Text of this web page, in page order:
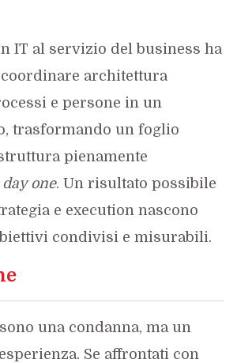
IT al servizio del business ha
architettura
e persone in un
trasformando un foglio
pienamente
day one. Un risultato possibile
e execution nascono
condivisi e misurabili.
una condanna, ma un
Se affrontati con